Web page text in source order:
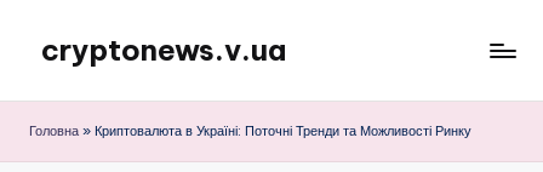
Перейти
вмісту
cryptonews.v.ua
криптовалют,
Головна » Криптовалюта в Україні: Поточні Тренди та Можливості Ринку